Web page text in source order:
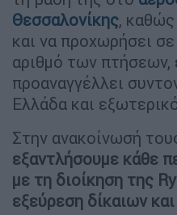
Θεσσαλονίκης, καθώς
και να προχωρήσει
αριθμό των
προαναγγέλλει
Ελλάδα και
Στην ανακοίνωσή
εξαντλήσουμε κάθε
με τη διοίκηση της
εξεύρεση δίκαιων